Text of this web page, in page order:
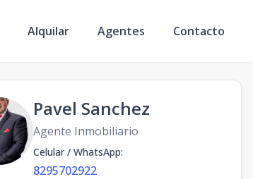
Alquilar Agentes Contacto
Pavel Sanchez
Agente Inmobiliario
Celular / WhatsApp:
8295702922